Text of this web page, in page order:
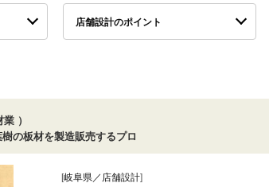
店舗設計のポイント
業 ）
の板材を製造販売するプロ
[岐阜県／店舗設計]